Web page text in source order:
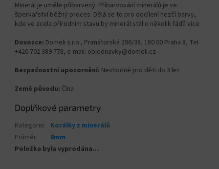
Minerál je uměle přibarvený. Přibarvování minerálů je ve
šperkařství běžný proces. Dělá se to pro docílení hezčí barvy,
kde ve zcela přírodním stavu by minerál stál o několik řádů více.
Dovozce: Domeli s.r.o., Primátorská 296/38, 180 00 Praha 8, Tel
+420 702 389 778, e-mail: objednavky@domeli.cz
Bezpečnostní upozornění: Nevhodné pro děti do 3 let
Země původu: Čína
Doplňkové parametry
Kategorie: Korálky z minerálů
Průměr:
8mm
Položka byla vyprodána…